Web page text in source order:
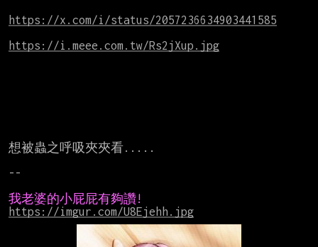
https://x.com/i/status/2057236634903441585
https://i.meee.com.tw/Rs2jXup.jpg
想被蟲之呼吸夾夾看.....
--
我老婆的小屁屁有夠讚!
https://imgur.com/U8Ejehh.jpg